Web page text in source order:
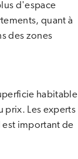
d'espace
quant à
des zones
habitable
prix. Les experts
important de